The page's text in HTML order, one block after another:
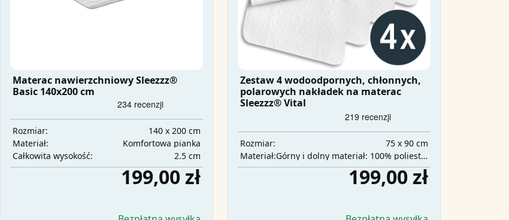
Materac nawierzchniowy Sleezzz®
Basic 140x200 cm
Rozmiar:
140 x 200 cm
Materiał:
Komfortowa pianka
Całkowita wysokość:
2.5 cm
199,00 zł
Zestaw 4 wodoodpornych, chłonnych,
polarowych nakładek na materac
Sleezzz® Vital
Rozmiar:
75 x 90 cm
Materiał:
Górny i dolny materiał: 100% poliester, warstwa środkowa: 100% poliuretan, warstwa chłonna: 100% poliester
199,00 zł